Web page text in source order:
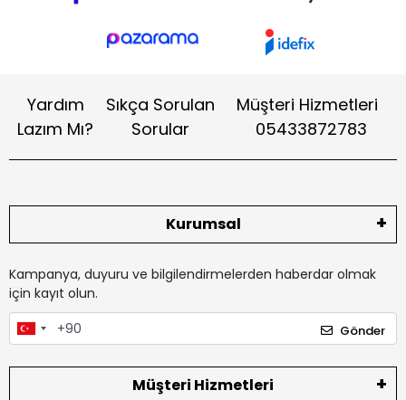
Yardım
Lazım Mı?
Sıkça Sorulan
Sorular
Müşteri Hizmetleri
05433872783
Kurumsal
Kampanya, duyuru ve bilgilendirmelerden haberdar olmak
için kayıt olun.
Gönder
Müşteri Hizmetleri